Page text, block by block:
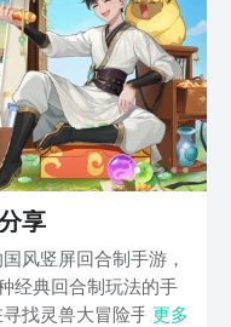
享
风竖屏回合制手游，
经典回合制玩法的手
找灵兽大冒险手游下
更多